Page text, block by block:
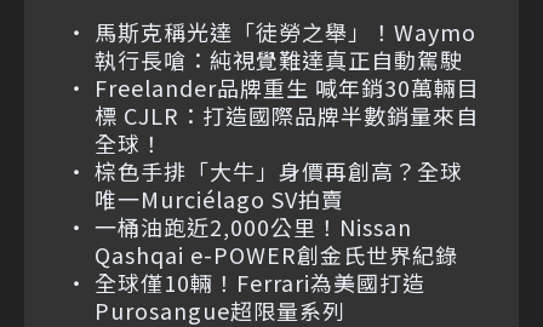
馬斯克稱光達「徒勞之舉」！Waymo
執行長嗆：純視覺難達真正自動駕駛
Freelander品牌重生 喊年銷30萬輛目
標 CJLR：打造國際品牌半數銷量來自
全球！
棕色手排「大牛」身價再創高？全球
唯一Murciélago SV拍賣
一桶油跑近2,000公里！Nissan
Qashqai e-POWER創金氏世界紀錄
全球僅10輛！Ferrari為美國打造
Purosangue超限量系列